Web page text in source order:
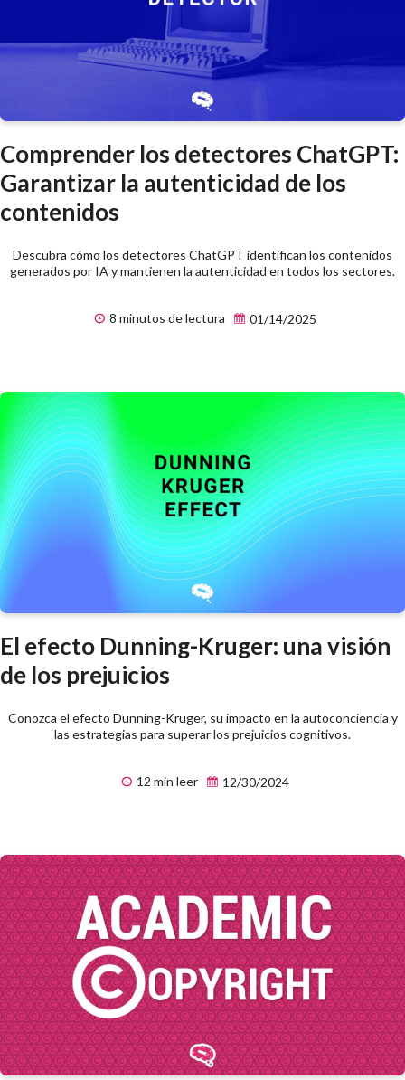
Comprender los detectores ChatGPT:
Garantizar la autenticidad de los
contenidos
Descubra cómo los detectores ChatGPT identifican los contenidos
generados por IA y mantienen la autenticidad en todos los sectores.
8 minutos de lectura 01/14/2025
El efecto Dunning-Kruger: una visión
de los prejuicios
Conozca el efecto Dunning-Kruger, su impacto en la autoconciencia y
las estrategias para superar los prejuicios cognitivos.
12 min leer 12/30/2024